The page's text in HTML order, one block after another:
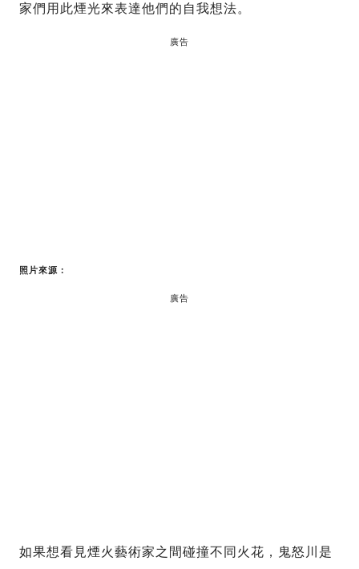
家們用此煙光來表達他們的自我想法。
廣告
照片來源：
廣告
如果想看見煙火藝術家之間碰撞不同火花，鬼怒川是